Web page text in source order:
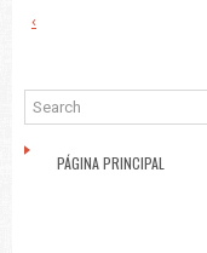
‹
PÁGINA PRINCIPAL